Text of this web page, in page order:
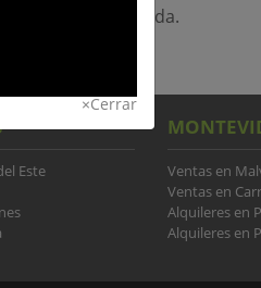
de búsqueda.
Este
Ventas en
Ventas en
Alquileres en
Alquileres en
×Cerrar